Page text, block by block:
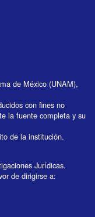
de México (UNAM),
con fines no
la fuente completa y su
de la institución.
Jurídicas.
de dirigirse a: